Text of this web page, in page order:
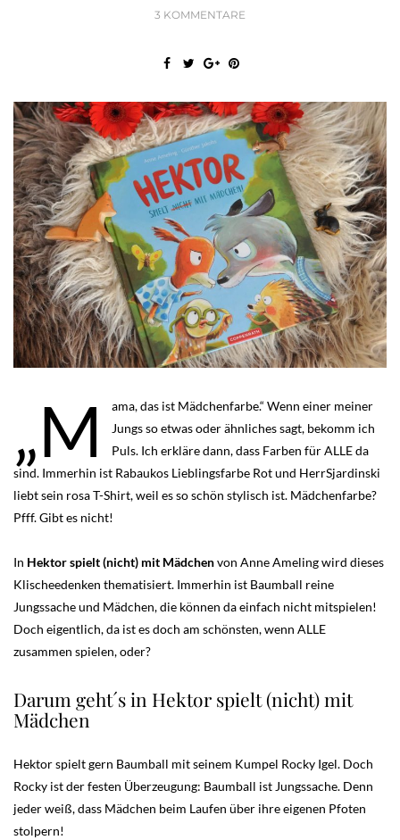
3 KOMMENTARE
„M
ama, das ist Mädchenfarbe.“ Wenn einer meiner
Jungs so etwas oder ähnliches sagt, bekomm ich
Puls. Ich erkläre dann, dass Farben für ALLE da
sind. Immerhin ist Rabaukos Lieblingsfarbe Rot und HerrSjardinski
liebt sein rosa T-Shirt, weil es so schön stylisch ist. Mädchenfarbe?
Pfff. Gibt es nicht!
In Hektor spielt (nicht) mit Mädchenvon Anne Ameling wird dieses
Klischeedenken thematisiert. Immerhin ist Baumball reine
Jungssache und Mädchen, die können da einfach nicht mitspielen!
Doch eigentlich, da ist es doch am schönsten, wenn ALLE
zusammen spielen, oder?
Darum geht´s in Hektor spielt (nicht) mit
Mädchen
Hektor spielt gern Baumball mit seinem Kumpel Rocky Igel. Doch
Rocky ist der festen Überzeugung: Baumball ist Jungssache. Denn
jeder weiß, dass Mädchen beim Laufen über ihre eigenen Pfoten
stolpern!